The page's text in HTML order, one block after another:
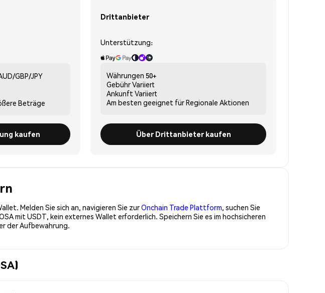
GBP/JPY
Beträge
kaufen
Drittanbieter
Unterstützung:
Währungen 50+
GebührVariiert
Ankunft Variiert
Am besten geeignet fürRegionale Aktionen
Über Drittanbieter kaufen
Melden Sie sich an, navigieren Sie zurOnchain Trade Plattform, suchen Sie
mit USDT, kein externes Wallet erforderlich. Speichern Sie es im hochsicheren
der Aufbewahrung.